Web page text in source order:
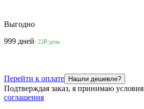
Выгодно
999 дней~22₽/день
Перейти к оплате Нашли дешевле?
Подтверждая заказ, я принимаю условия
соглашения